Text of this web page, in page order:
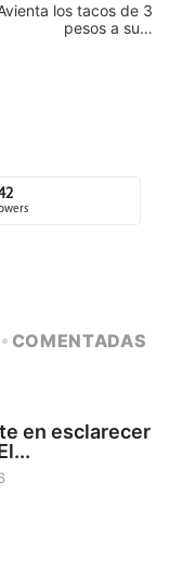
los tacos de 3
pesos a su…
COMENTADAS
en esclarecer